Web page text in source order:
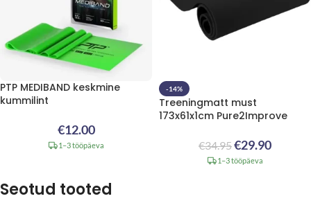
PTP MEDIBAND keskmine
kummilint
€12.00
1–3 tööpäeva
-14%
Treeningmatt must
173x61x1cm Pure2Improve
€34.95€29.90
1–3 tööpäeva
Seotud tooted